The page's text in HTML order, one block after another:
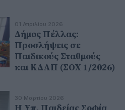
01 Απριλίου 2026
Δήμος Πέλλας:
Προσλήψεις σε
Παιδικούς Σταθμούς
και ΚΔΑΠ (ΣΟΧ 1/2026)
30 Μαρτίου 2026